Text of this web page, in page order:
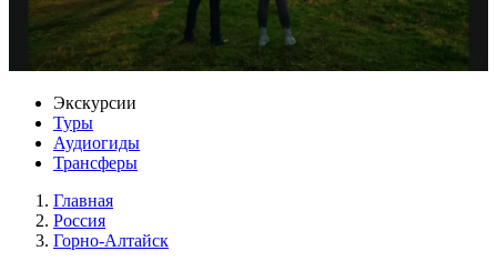
Экскурсии
Туры
Аудиогиды
Трансферы
Главная
Россия
Горно-Алтайск